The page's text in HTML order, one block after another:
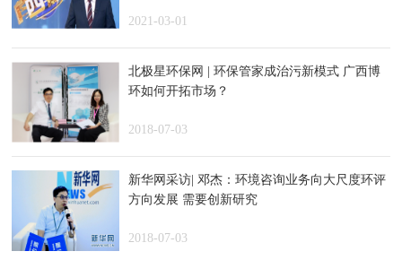
2021-03-01
北极星环保网 | 环保管家成治污新模式 广西博
环如何开拓市场？
2018-07-03
新华网采访| 邓杰：环境咨询业务向大尺度环评
方向发展 需要创新研究
2018-07-03